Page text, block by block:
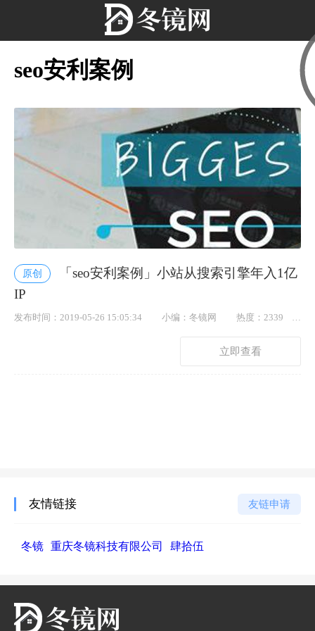
seo安利案例
原创
「seo安利案例」小站从搜索引擎年入1亿
IP
发布时间：2019-05-26 15:05:34 小编：冬镜网
热度：2339
立即查看
友情链接 友链申请
冬镜 重庆冬镜科技有限公司 肆拾伍